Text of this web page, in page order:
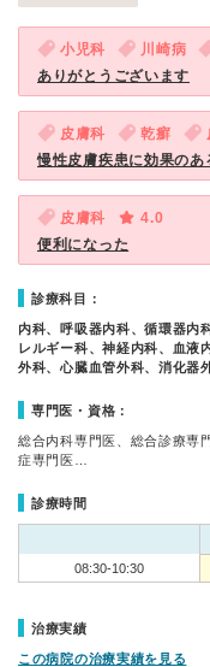
小児科 川崎病
ありがとうございます
皮膚科 乾癬
慢性皮膚疾患に効果のあ
皮膚科
4.0
便利になった
診療科目：
内科、呼吸器内科、循環器内
レルギー科、神経内科、血液
外科、心臓血管外科、消化器
専門医・資格：
総合内科専門医、総合診療専
症専門医…
診療時間
08:30-10:30
治療実績
この病院の治療実績を見る